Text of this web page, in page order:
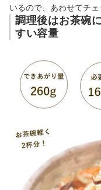
いるので、あわせてチェ
調理後はお茶碗
すい容量